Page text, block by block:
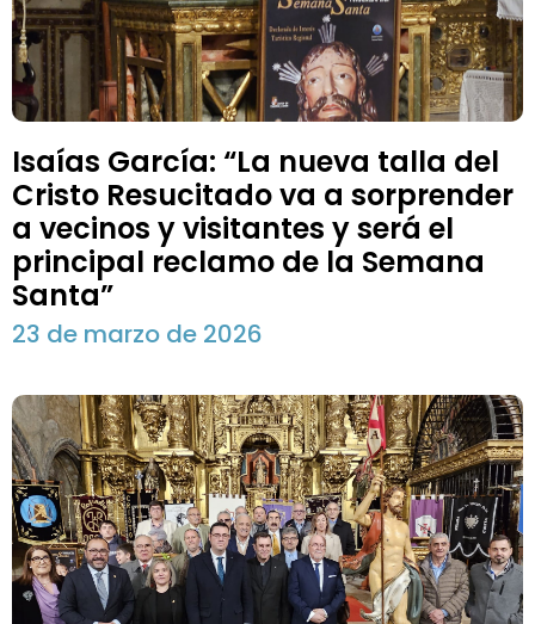
Isaías García: “La nueva talla del
Cristo Resucitado va a sorprender
a vecinos y visitantes y será el
principal reclamo de la Semana
Santa”
23 de marzo de 2026